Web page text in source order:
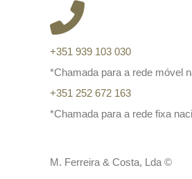
+351 939 103 030
*Chamada para a rede móvel
+351 252 672 163
*Chamada para a rede fixa
M. Ferreira & Costa, Lda ©